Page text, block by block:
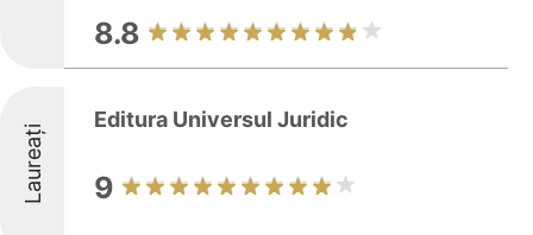
8.8
Laureați
Editura Universul Juridic
9